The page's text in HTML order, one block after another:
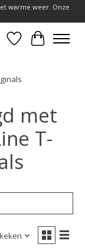
warme weer. Onze
Verlanglijst
met
T-